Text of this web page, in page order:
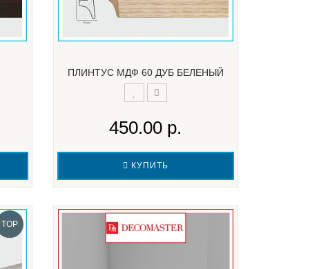
ПЛИНТУС МДФ 60 ДУБ БЕЛЕНЫЙ
450.00 р.
КУПИТЬ
TOP